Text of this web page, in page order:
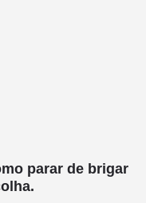
parar de brigar